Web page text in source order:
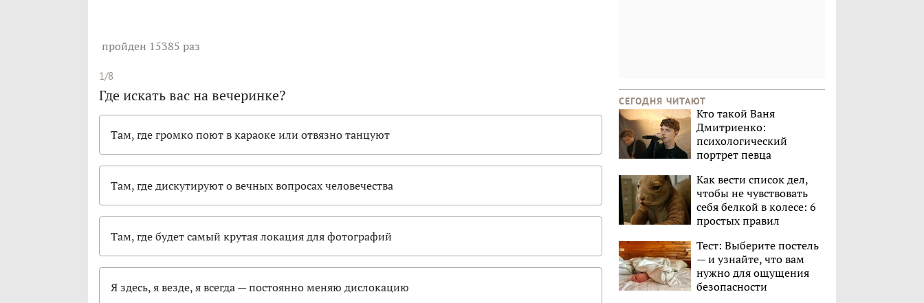
пройден 15385 раз
1/8
Где искать вас на вечеринке?
Там, где громко поют в караоке или отвязно танцуют
Там, где дискутируют о вечных вопросах человечества
Там, где будет самый крутая локация для фотографий
Я здесь, я везде, я всегда — постоянно меняю дислокацию
СЕГОДНЯ ЧИТАЮТ
Кто такой Ваня
Дмитриенко:
психологический
портрет певца
Как вести список дел,
чтобы не чувствовать
себя белкой в колесе: 6
простых правил
Тест: Выберите постель
— и узнайте, что вам
нужно для ощущения
безопасности